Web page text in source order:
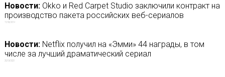
Новости:Okko и Red Carpet Studio заключили контракт на
производство пакета российских веб-сериалов
11/06/2019
Новости:Netflix получил на «Эмми» 44 награды, в том
числе за лучший драматический сериал
20/09/2021